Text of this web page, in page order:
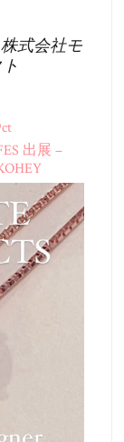
式会社モ
出展 –